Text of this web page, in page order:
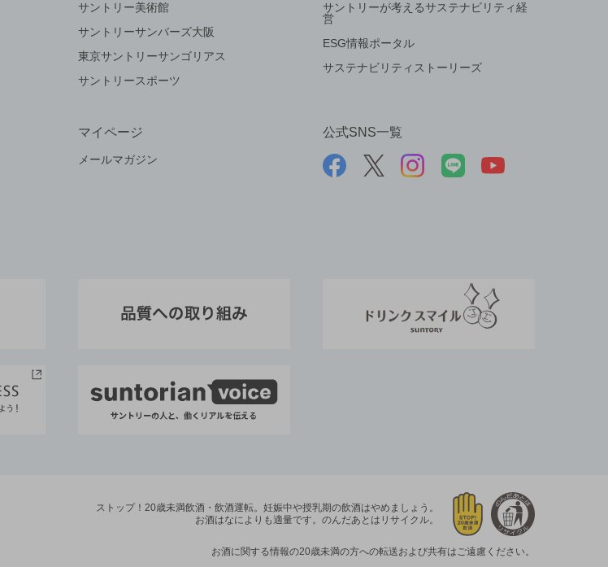
サントリー美術館
サントリーサンバーズ大阪
東京サントリーサンゴリアス
サントリースポーツ
サントリーが考えるサステナビリティ経
営
ESG情報ポータル
サステナビリティストーリーズ
マイページ
メールマガジン
公式SNS一覧
ストップ！20歳未満飲酒・飲酒運転。 妊娠中や授乳期の飲酒はやめましょう。
お酒はなによりも適量です。 のんだあとはリサイクル。
お酒に関する情報の20歳未満の方への転送および共有はご遠慮ください。